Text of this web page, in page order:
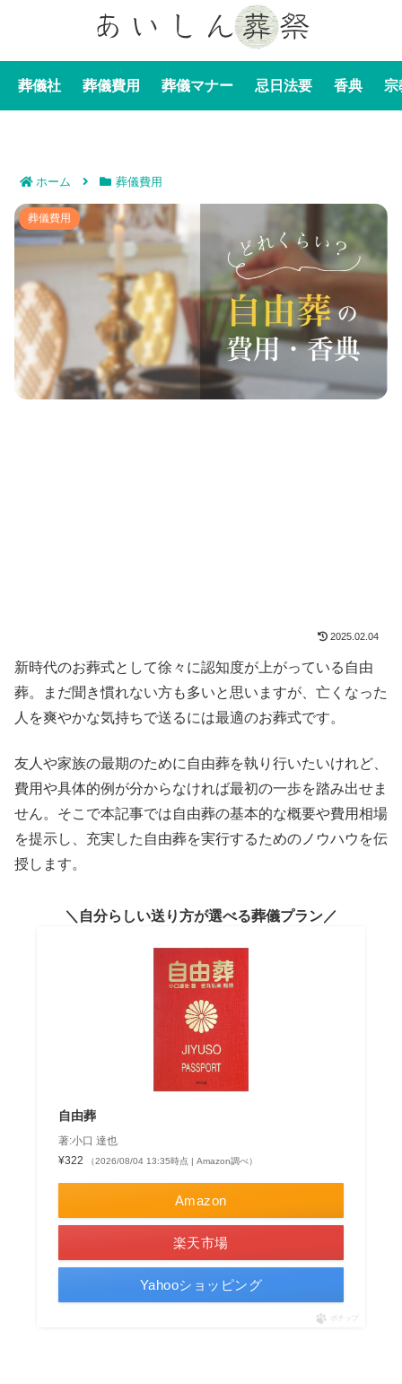
葬儀社 葬儀費用 葬儀マナー 忌日法要 香典 宗
ホーム 葬儀費用
自由葬の費用や香典は？音楽葬やホテル葬などの具体例
も解説
葬儀費用
2025.02.04
新時代のお葬式として徐々に認知度が上がっている自由
葬。まだ聞き慣れない方も多いと思いますが、亡くなった
人を爽やかな気持ちで送るには最適のお葬式です。
友人や家族の最期のために自由葬を執り行いたいけれど、
費用や具体的例が分からなければ最初の一歩を踏み出せま
せん。そこで本記事では自由葬の基本的な概要や費用相場
を提示し、充実した自由葬を実行するためのノウハウを伝
授します。
自分らしい送り方が選べる葬儀プラン
自由葬
著:小口 達也
¥322
（2026/08/04 13:35時点 | Amazon調べ）
Amazon
楽天市場
Yahooショッピング
ポチップ